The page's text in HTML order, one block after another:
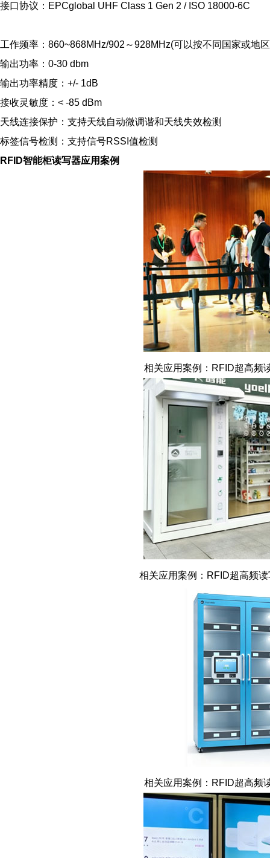
接口协议：EPCglobal UHF Class 1 Gen 2 / ISO 18000-6C
工作频率：860~868MHz/902～928MHz(可以按不同国家或地
输出功率：0-30 dbm
输出功率精度：+/- 1dB
接收灵敏度：< -85 dBm
天线连接保护：支持天线自动微调谐和天线失效检测
标签信号检测：支持信号RSSI值检测
RFID智能柜读写器应用案例
相关应用案例：RFID超高频
相关应用案例：RFID超高频
相关应用案例：RFID超高频